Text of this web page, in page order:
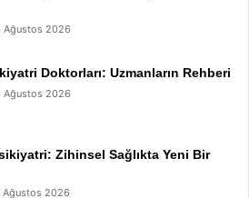
Ağustos 2026
Doktorları: Uzmanların Rehberi
Ağustos 2026
Zihinsel Sağlıkta Yeni Bir
Ağustos 2026